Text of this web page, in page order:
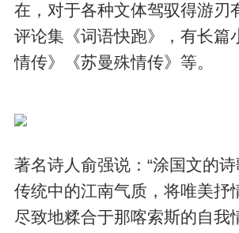
在，对于各种文体驾驭得游刃
评论集《词语快跑》，有长篇
情传》《苏曼殊情传》等。
著名诗人俞强说：“涂国文的
传统中的江南气质，将唯美抒
尽致地糅合于那喀索斯的自我